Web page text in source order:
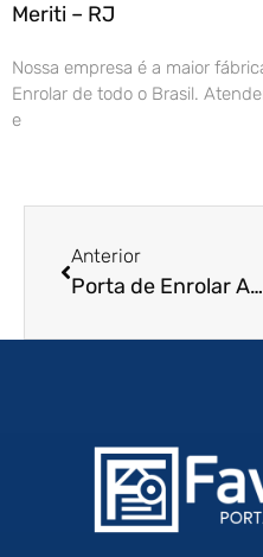
Meriti – RJ
Nossa empresa é a maior
Enrolar de todo o Brasil.
e
Anterior
Porta de Enrolar Automática em Guarulhos – SP